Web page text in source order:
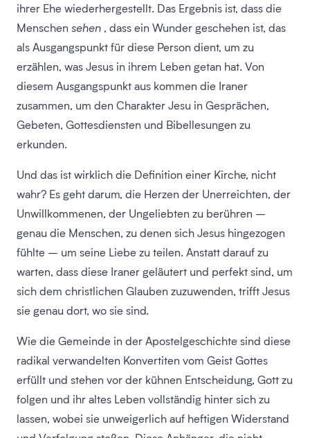
ihrer Ehe wiederhergestellt. Das Ergebnis ist, dass die
Menschen sehen , dass ein Wunder geschehen ist, das
als Ausgangspunkt für diese Person dient, um zu
erzählen, was Jesus in ihrem Leben getan hat. Von
diesem Ausgangspunkt aus kommen die Iraner
zusammen, um den Charakter Jesu in Gesprächen,
Gebeten, Gottesdiensten und Bibellesungen zu
erkunden.
Und das ist wirklich die Definition einer Kirche, nicht
wahr? Es geht darum, die Herzen der Unerreichten, der
Unwillkommenen, der Ungeliebten zu berühren –
genau die Menschen, zu denen sich Jesus hingezogen
fühlte – um seine Liebe zu teilen. Anstatt darauf zu
warten, dass diese Iraner geläutert und perfekt sind, um
sich dem christlichen Glauben zuzuwenden, trifft Jesus
sie genau dort, wo sie sind.
Wie die Gemeinde in der Apostelgeschichte sind diese
radikal verwandelten Konvertiten vom Geist Gottes
erfüllt und stehen vor der kühnen Entscheidung, Gott zu
folgen und ihr altes Leben vollständig hinter sich zu
lassen, wobei sie unweigerlich auf heftigen Widerstand